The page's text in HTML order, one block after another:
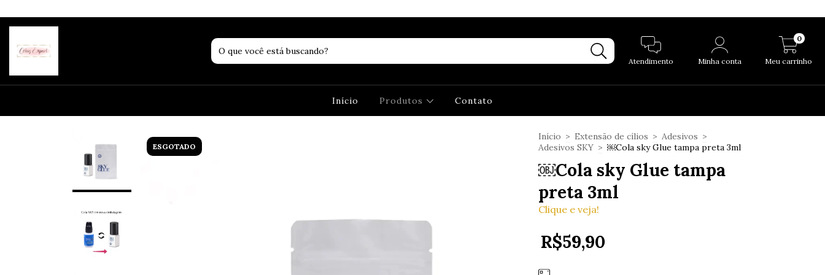
Atendimento Minha conta Meu carrinho
0
Início Produtos Contato
ESGOTADO
Início > Extensão de cílios > Adesivos >
Adesivos SKY > ￼Cola sky Glue tampa preta 3ml
￼Cola sky Glue tampa
preta 3ml
Clique e veja!
R$59,90